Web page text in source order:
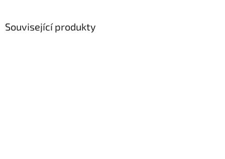
Související produkty